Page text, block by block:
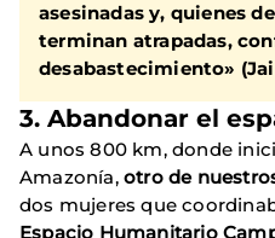
asesinadas y, quienes
terminan atrapadas,
desabastecimiento»
3. Abandonar el
A unos 800 km, donde
Amazonía, otro de
dos mujeres que
Espacio Humanitario